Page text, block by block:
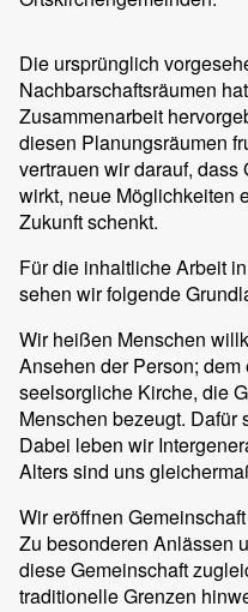
Die ursprünglich
Nachbarschaftsräumen
Zusammenarbeit
diesen Planungsräumen
vertrauen wir darauf,
wirkt, neue Möglichkeiten
Zukunft schenkt.
Für die inhaltliche Arbeit
sehen wir folgende
Wir heißen Menschen
Ansehen der Person;
seelsorgliche Kirche, die
Menschen bezeugt. Dafür
Dabei leben wir
Alters sind uns
Wir eröffnen
Zu besonderen Anlässen
diese Gemeinschaft
traditionelle Grenzen